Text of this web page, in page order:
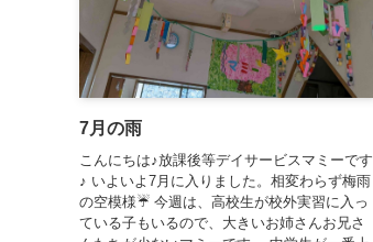
7月の雨
こんにちは♪放課後等デイサービスマミーです
♪ いよいよ7月に入りました。相変わらず梅雨
の空模様☔ 今週は、高校生が校外実習に入っ
ている子もいるので、大きいお姉さんお兄さ